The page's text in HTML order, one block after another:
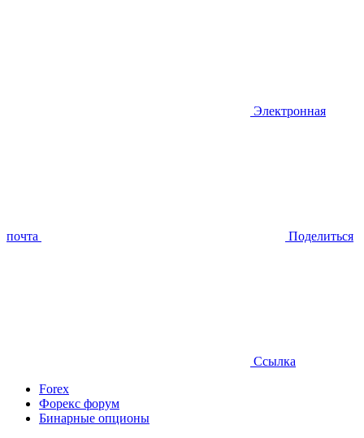
Электронная
почта Поделиться
Ссылка
Forex
Форекс форум
Бинарные опционы